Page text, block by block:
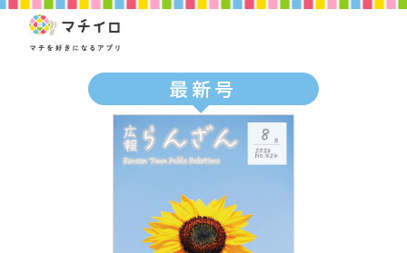
最新号